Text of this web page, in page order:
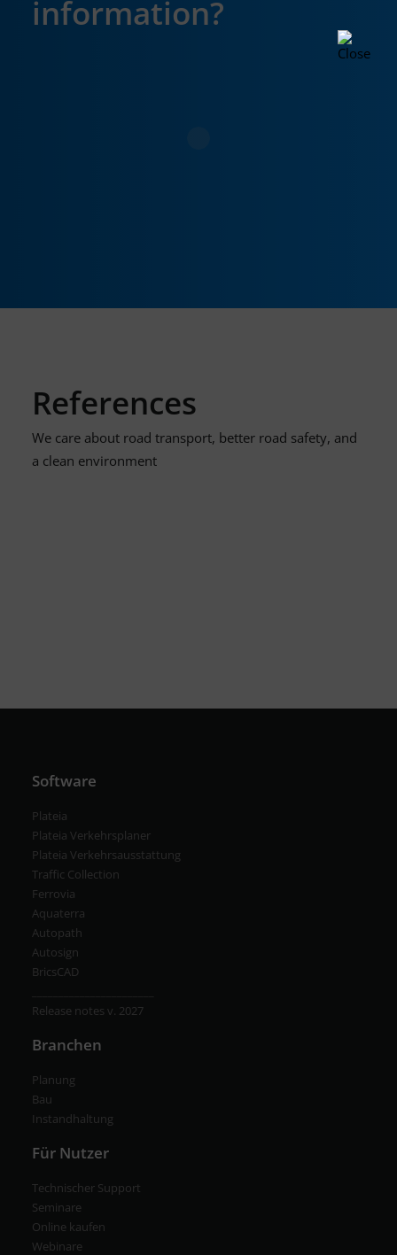
information?
References
We care about road transport, better road safety, and
a clean environment
Software
Plateia
Plateia Verkehrsplaner
Plateia Verkehrsausstattung
Traffic Collection
Ferrovia
Aquaterra
Autopath
Autosign
BricsCAD
Release notes v. 2027
Branchen
Planung
Bau
Instandhaltung
Für Nutzer
Technischer Support
Seminare
Online kaufen
Webinare